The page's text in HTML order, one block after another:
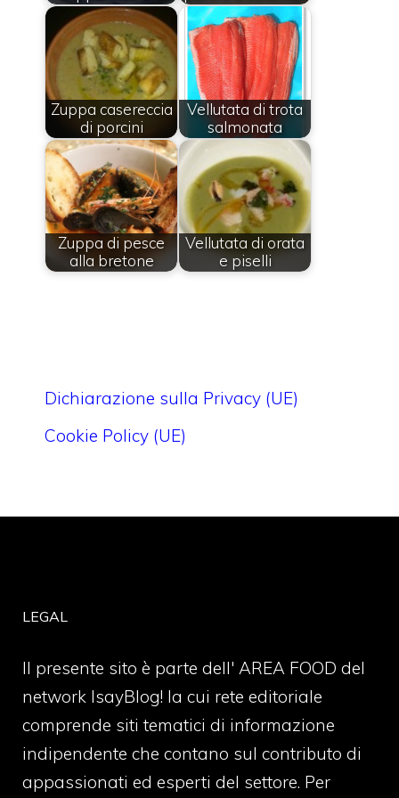
Zuppa casereccia
di porcini
Vellutata di trota
salmonata
Zuppa di pesce
alla bretone
Vellutata di orata
e piselli
Dichiarazione sulla Privacy (UE)
Cookie Policy (UE)
LEGAL
Il presente sito è parte dell' AREA FOOD del
network IsayBlog! la cui rete editoriale
comprende siti tematici di informazione
indipendente che contano sul contributo di
appassionati ed esperti del settore. Per